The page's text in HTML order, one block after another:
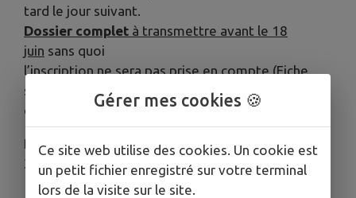
tard le jour suivant.
Dossier complet à transmettre avant le 18
juin sans quoi
l’inscription ne sera pas prise en compte (Fiche
sanitaire, Vaccins et
questionnaire médical
Pour tous renseignements, contactez le 06 80 18
30 47
Gérer mes cookies 🍪
Ce site web utilise des cookies. Un cookie est
un petit fichier enregistré sur votre terminal
lors de la visite sur le site.